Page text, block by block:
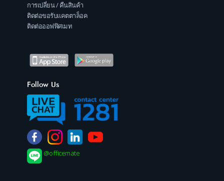
การเปลี่ยน / คืนสินค้า
ติดต่อขอรับแคตตาล็อค
ติดต่อออฟฟิศเมท
Follow Us
@officemate